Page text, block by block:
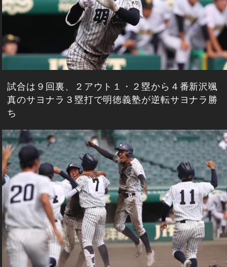
試合は９回裏、２アウト１・２塁から４番新沢颯
真のサヨナラ３塁打で明徳義塾が逆転サヨナラ勝
ち